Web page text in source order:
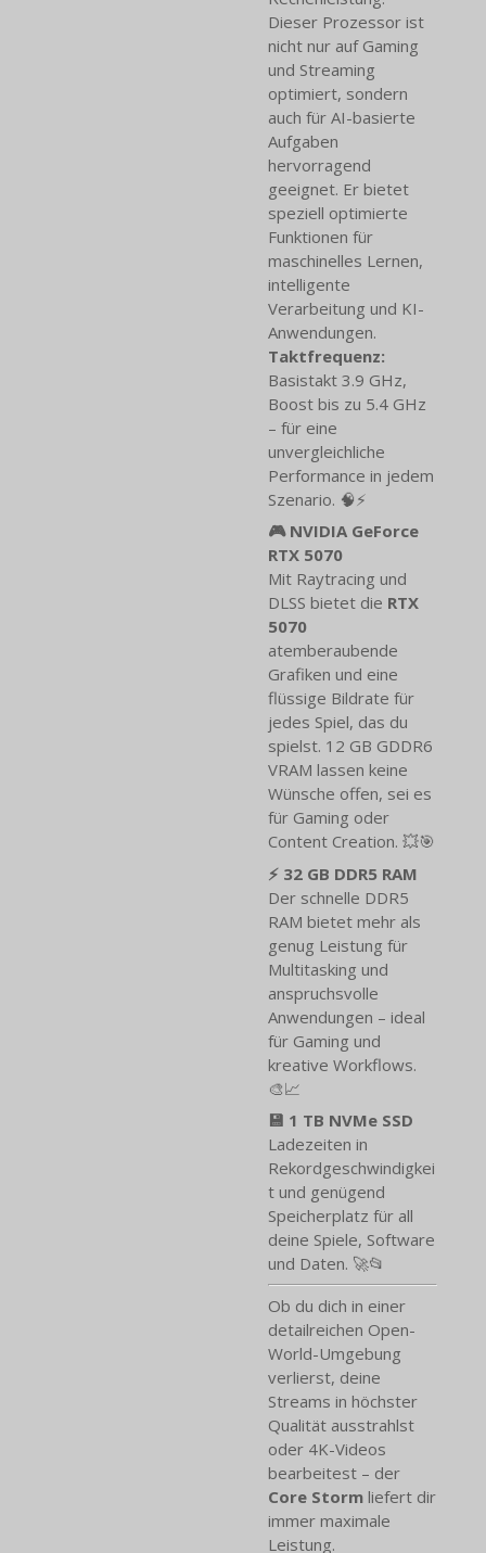
Dieser Prozessor ist
nicht nur auf Gaming
und Streaming
optimiert, sondern
auch für AI-basierte
Aufgaben
hervorragend
geeignet. Er bietet
speziell optimierte
Funktionen für
maschinelles Lernen,
intelligente
Verarbeitung und KI-
Anwendungen.
Taktfrequenz:
Basistakt 3.9 GHz,
Boost bis zu 5.4 GHz
– für eine
unvergleichliche
Performance in jedem
Szenario. 🧠⚡
🎮 NVIDIA GeForce
RTX 5070
Mit Raytracing und
DLSS bietet die RTX
5070
atemberaubende
Grafiken und eine
flüssige Bildrate für
jedes Spiel, das du
spielst. 12 GB GDDR6
VRAM lassen keine
Wünsche offen, sei es
für Gaming oder
Content Creation. 💥🎯
⚡ 32 GB DDR5 RAM
Der schnelle DDR5
RAM bietet mehr als
genug Leistung für
Multitasking und
anspruchsvolle
Anwendungen – ideal
für Gaming und
kreative Workflows.
🎨📈
💾 1 TB NVMe SSD
Ladezeiten in
Rekordgeschwindigkei
t und genügend
Speicherplatz für all
deine Spiele, Software
und Daten. 🚀📂
Ob du dich in einer
detailreichen Open-
World-Umgebung
verlierst, deine
Streams in höchster
Qualität ausstrahlst
oder 4K-Videos
bearbeitest – der
Core Storm liefert dir
immer maximale
Leistung.